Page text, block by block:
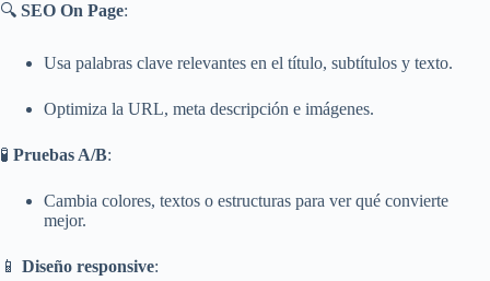
🔍 SEO On Page:
Usa palabras clave relevantes en el título, subtítulos y texto.
Optimiza la URL, meta descripción e imágenes.
🧪 Pruebas A/B:
Cambia colores, textos o estructuras para ver qué convierte
mejor.
📱 Diseño responsive: